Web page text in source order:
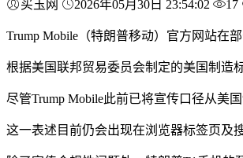
买玉网 2026年05月30日 23:54:02 17
Trump Mobile（特朗普移动）官方网站在
根据美国联邦贸易委员会制定的美国制造
尽管Trump Mobile此前已将宣传口径从美
这一表述目前仍会出现在浏览器标签页及